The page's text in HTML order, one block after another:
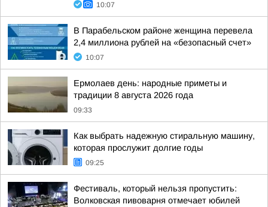
10:07
В Парабельском районе женщина перевела
2,4 миллиона рублей на «безопасный счет»
10:07
Ермолаев день: народные приметы и
традиции 8 августа 2026 года
09:33
Как выбрать надежную стиральную машину,
которая прослужит долгие годы
09:25
Фестиваль, который нельзя пропустить:
Волковская пивоварня отмечает юбилей